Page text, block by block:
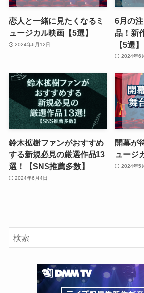
恋人と一緒に見たくなるミ
ュージカル映画【5選】
2024年6月12日
6月の
品！新
【5選】
2024年6
鈴木拡樹ファンがおすすめ
する新規必見の厳選作品13
選！【SNS推薦多数】
2024年6月4日
開幕が
ュージ
2024年5